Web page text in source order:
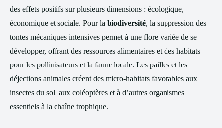
des effets positifs sur plusieurs dimensions : écologique,
économique et sociale. Pour la biodiversité, la suppression des
tontes mécaniques intensives permet à une flore variée de se
développer, offrant des ressources alimentaires et des habitats
pour les pollinisateurs et la faune locale. Les pailles et les
déjections animales créent des micro‑habitats favorables aux
insectes du sol, aux coléoptères et à d’autres organismes
essentiels à la chaîne trophique.